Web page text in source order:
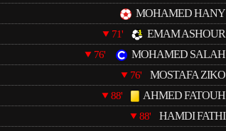
MOHAMED HANY
71' EMAM ASHOUR
76' MOHAMED SALAH
76' MOSTAFA ZIKO
88' AHMED FATOUH
88' HAMDI FATHI